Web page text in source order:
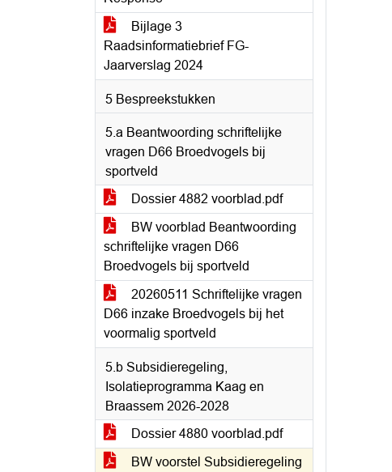
Bijlage 3
Raadsinformatiebrief FG-
Jaarverslag 2024
5 Bespreekstukken
5.a Beantwoording schriftelijke
vragen D66 Broedvogels bij
sportveld
Dossier 4882 voorblad.pdf
BW voorblad Beantwoording
schriftelijke vragen D66
Broedvogels bij sportveld
20260511 Schriftelijke vragen
D66 inzake Broedvogels bij het
voormalig sportveld
5.b Subsidieregeling,
Isolatieprogramma Kaag en
Braassem 2026-2028
Dossier 4880 voorblad.pdf
BW voorstel Subsidieregeling